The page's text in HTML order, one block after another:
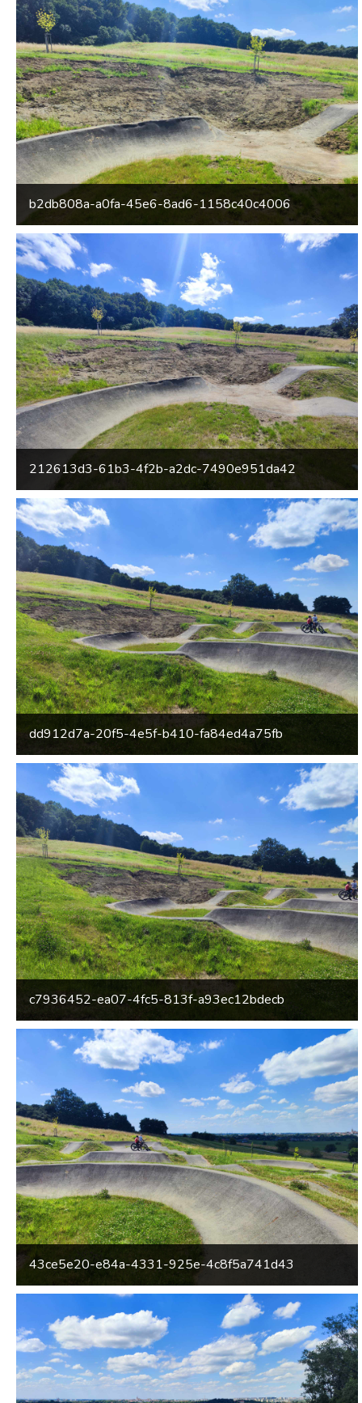
b2db808a-a0fa-45e6-8ad6-1158c40c4006
212613d3-61b3-4f2b-a2dc-7490e951da42
dd912d7a-20f5-4e5f-b410-fa84ed4a75fb
c7936452-ea07-4fc5-813f-a93ec12bdecb
43ce5e20-e84a-4331-925e-4c8f5a741d43